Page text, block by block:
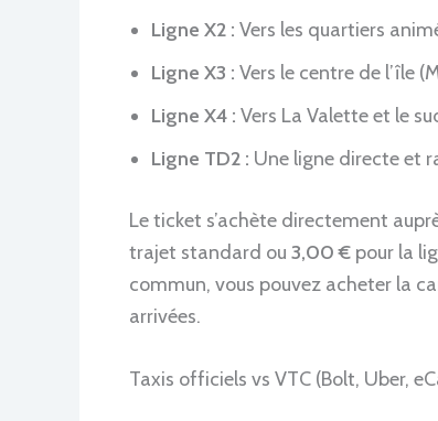
Ligne X2 : Vers les quartiers
Ligne X3 : Vers le centre de l’île
Ligne X4 : Vers La Valette et le
Ligne TD2 : Une ligne directe et
Le ticket s’achète directement
trajet standard ou 3,00 € pour la
commun, vous pouvez acheter la
arrivées.
Taxis officiels vs VTC (Bolt, Uber,